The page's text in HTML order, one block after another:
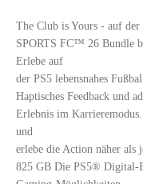
The Club is Yours - auf
SPORTS FC™ 26 Bundle
Erlebe auf
der PS5 lebensnahes
Haptisches Feedback und
Erlebnis im Karrieremodus.
und
erlebe die Action näher
825 GB Die PS5® Digital-